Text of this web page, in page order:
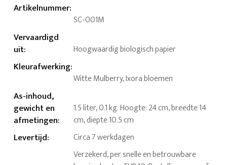
Artikelnummer:
SC-001M
Vervaardigd
uit: Hoogwaardig biologisch papier
Kleurafwerking:
Witte Mulberry, Ixora bloemen
As-inhoud,
gewicht en
afmetingen:
1.5 liter, 0.1 kg. Hoogte: 24 cm, breedte 14
cm, diepte 10.5 cm
Levertijd: Circa 7 werkdagen
Verzekerd, per snelle en betrouwbare